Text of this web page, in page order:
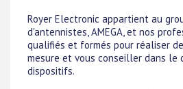
Royer Electronic appartient au
d'antennistes, AMEGA, et nos
qualifiés et formés pour réaliser
mesure et vous conseiller dans le
dispositifs.